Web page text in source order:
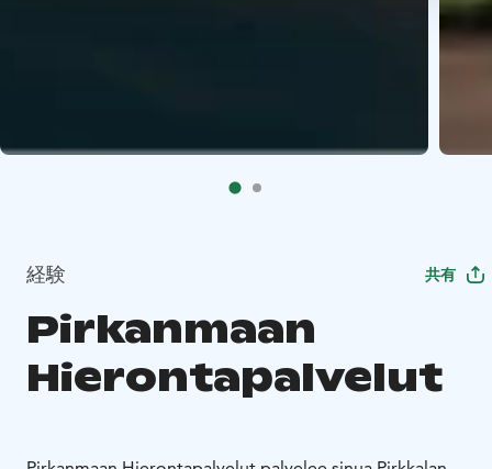
経験 共有
Pirkanmaan
Hierontapalvelut